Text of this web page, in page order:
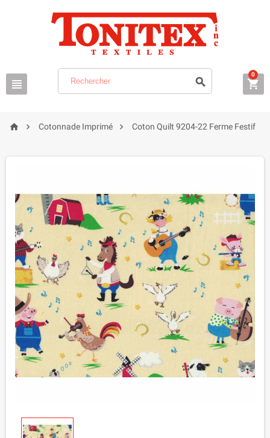
  
0
  Cotonnade Imprimé  Coton Quilt 9204-22 Ferme Festif